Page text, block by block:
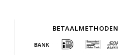
BETAALMETHODEN